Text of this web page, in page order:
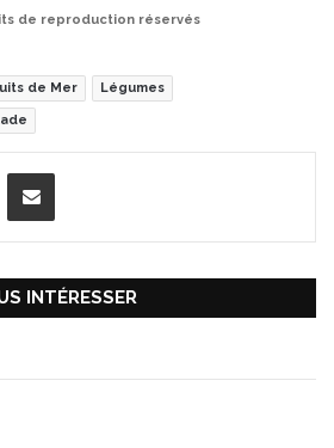
de reproduction réservés
de Mer Légumes
INTÉRESSER